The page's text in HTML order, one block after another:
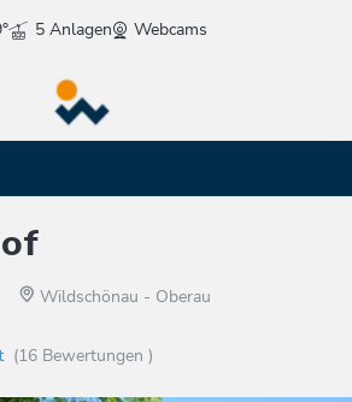
5 Anlagen Webcams
Wildschönau - Oberau
(16 Bewertungen )